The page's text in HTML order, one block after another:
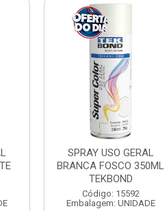
SPRAY USO GERAL
BRANCA FOSCO 350ML
TEKBOND
Código: 15592
Embalagem: UNIDADE